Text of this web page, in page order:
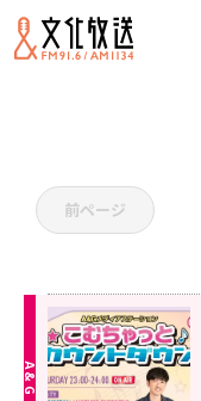
前ページ